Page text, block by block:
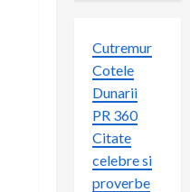
Cutremur
Cotele
Dunarii
PR 360
Citate
celebre si
proverbe